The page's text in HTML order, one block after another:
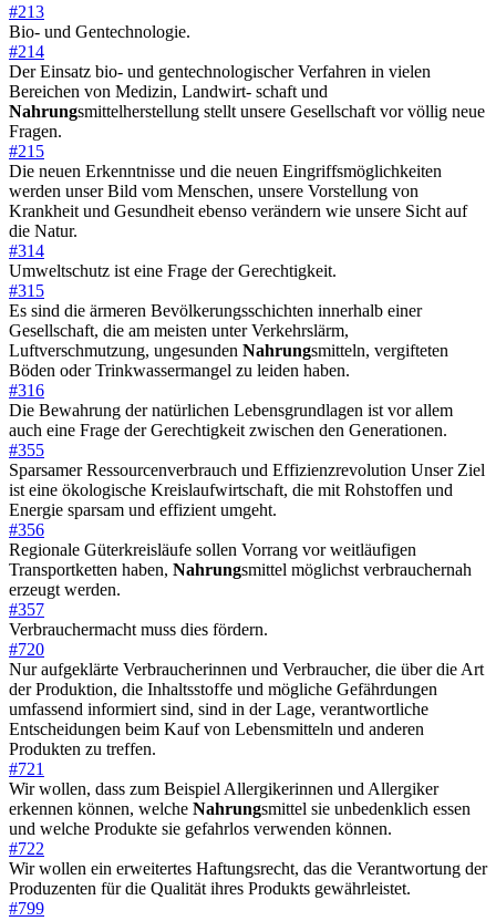
#213
Bio- und Gentechnologie.
#214
Der Einsatz bio- und gentechnologischer Verfahren in vielen
Bereichen von Medizin, Landwirt- schaft und
Nahrungsmittelherstellung stellt unsere Gesellschaft vor völlig neue
Fragen.
#215
Die neuen Erkenntnisse und die neuen Eingriffsmöglichkeiten
werden unser Bild vom Menschen, unsere Vorstellung von
Krankheit und Gesundheit ebenso verändern wie unsere Sicht auf
die Natur.
#314
Umweltschutz ist eine Frage der Gerechtigkeit.
#315
Es sind die ärmeren Bevölkerungsschichten innerhalb einer
Gesellschaft, die am meisten unter Verkehrslärm,
Luftverschmutzung, ungesunden Nahrungsmitteln, vergifteten
Böden oder Trinkwassermangel zu leiden haben.
#316
Die Bewahrung der natürlichen Lebensgrundlagen ist vor allem
auch eine Frage der Gerechtigkeit zwischen den Generationen.
#355
Sparsamer Ressourcenverbrauch und Effizienzrevolution Unser Ziel
ist eine ökologische Kreislaufwirtschaft, die mit Rohstoffen und
Energie sparsam und effizient umgeht.
#356
Regionale Güterkreisläufe sollen Vorrang vor weitläufigen
Transportketten haben, Nahrungsmittel möglichst verbrauchernah
erzeugt werden.
#357
Verbrauchermacht muss dies fördern.
#720
Nur aufgeklärte Verbraucherinnen und Verbraucher, die über die Art
der Produktion, die Inhaltsstoffe und mögliche Gefährdungen
umfassend informiert sind, sind in der Lage, verantwortliche
Entscheidungen beim Kauf von Lebensmitteln und anderen
Produkten zu treffen.
#721
Wir wollen, dass zum Beispiel Allergikerinnen und Allergiker
erkennen können, welche Nahrungsmittel sie unbedenklich essen
und welche Produkte sie gefahrlos verwenden können.
#722
Wir wollen ein erweitertes Haftungsrecht, das die Verantwortung der
Produzenten für die Qualität ihres Produkts gewährleistet.
#799